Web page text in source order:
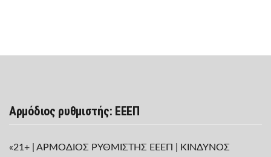
Αρμόδιος ρυθμιστής: ΕΕΕΠ
«21+ | ΑΡΜΟΔΙΟΣ ΡΥΘΜΙΣΤΗΣ ΕΕΕΠ | ΚΙΝΔΥΝΟΣ